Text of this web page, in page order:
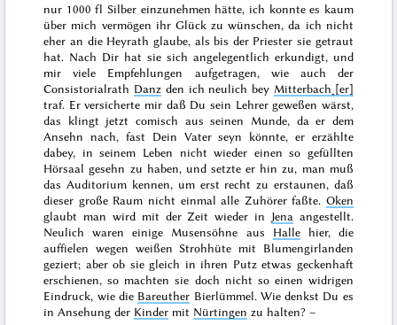
nur 1000 fl Silber einzunehmen hätte, ich konnte es kaum
über mich vermögen ihr Glück zu wünschen, da ich nicht
eher an die Heyrath glaube, als bis der Priester sie getraut
hat. Nach Dir hat sie sich angelegentlich erkundigt, und
mir viele Empfehlungen aufgetragen, wie auch der
Consistorialrath Danz den ich neulich bey Mitterbach˖[er]
traf. Er versicherte mir daß Du sein Lehrer geweßen wärst,
das klingt jetzt comisch aus seinen Munde, da er dem
Ansehn nach, fast Dein Vater seyn könnte, er erzählte
dabey, in seinem Leben nicht wieder einen so gefüllten
Hörsaal gesehn zu haben, und setzte er hin zu, man muß
dasAuditorium kennen, um erst recht zu erstaunen, daß
dieser große Raum nicht einmal alle Zuhörer faßte. Oken
glaubt man wird mit der Zeit wieder in Jena angestellt.
Neulich waren einige Musensöhne aus Hallehier, die
auffielen wegen weißen Strohhüte mit Blumengirlanden
geziert; aber ob sie gleich in ihren Putz etwas geckenhaft
erschienen, so machten sie doch nicht so einen widrigen
Eindruck, wie die Bareuther Bierlümmel. Wie denkst Du es
in Ansehung der Kinder mit Nürtingen zu halten? –